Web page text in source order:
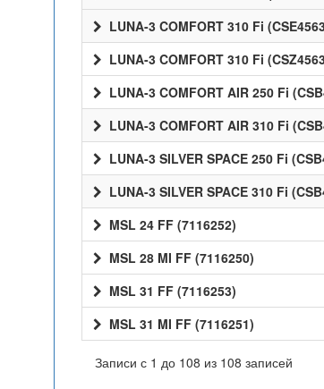
LUNA-3 COMFORT 310 Fi
LUNA-3 COMFORT 310 Fi
LUNA-3 COMFORT AIR 250 Fi
LUNA-3 COMFORT AIR 310 Fi
LUNA-3 SILVER SPACE 250 Fi
LUNA-3 SILVER SPACE 310 Fi
MSL 24 FF (7116252)
MSL 28 MI FF (7116250)
MSL 31 FF (7116253)
MSL 31 MI FF (7116251)
Записи с 1 до 108 из 108 записей